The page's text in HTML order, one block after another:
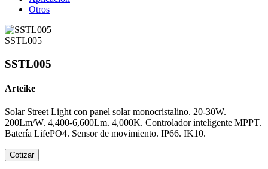
Otros
SSTL005
SSTL005
Arteike
Solar Street Light con panel solar monocristalino. 20-30W.
200Lm/W. 4,400-6,600Lm. 4,000K. Controlador inteligente MPPT.
Batería LifePO4. Sensor de movimiento. IP66. IK10.
Cotizar